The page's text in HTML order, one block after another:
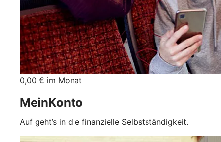
0,00 € im Monat
MeinKonto
Auf geht’s in die finanzielle Selbstständigkeit.